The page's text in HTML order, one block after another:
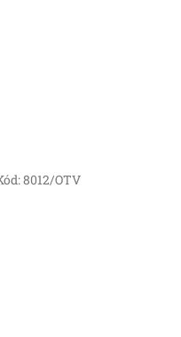
8012/OTV